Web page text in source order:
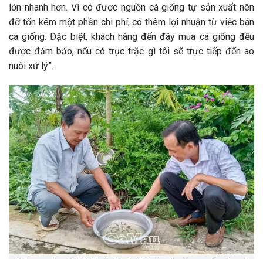
lớn nhanh hơn. Vì có được nguồn cá giống tự sản xuất nên
đỡ tốn kém một phần chi phí, có thêm lợi nhuận từ việc bán
cá giống. Ðặc biệt, khách hàng đến đây mua cá giống đều
được đảm bảo, nếu có trục trặc gì tôi sẽ trực tiếp đến ao
nuôi xử lý”.